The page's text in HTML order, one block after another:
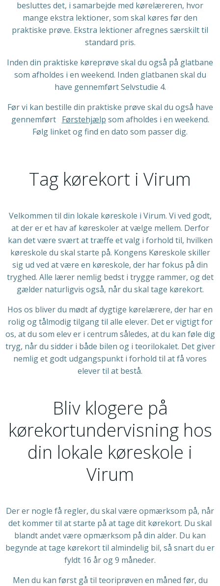
besluttes det, i samarbejde med kørelæreren, hvor
mange ekstra lektioner, som skal køres før den
praktiske prøve. Ekstra lektioner afregnes særskilt til
standard pris.
Inden din praktiske køreprøve skal du også på glatbane
som afholdes i en weekend. Inden glatbanen skal du
have gennemført Selvstudie 4.
Før vi kan bestille din praktiske prøve skal du også have
gennemført Førstehjælp som afholdes i en weekend.
Følg linket og find en dato som passer dig.
Tag kørekort i Virum
Velkommen til din lokale køreskole i Virum. Vi ved godt,
at der er et hav af køreskoler at vælge mellem. Derfor
kan det være svært at træffe et valg i forhold til, hvilken
køreskole du skal starte på. Kongens Køreskole skiller
sig ud ved at være en køreskole, der har fokus på din
tryghed. Alle lærer nemlig bedst i trygge rammer, og det
gælder naturligvis også, når du skal tage kørekort.
Hos os bliver du mødt af dygtige kørelærere, der har en
rolig og tålmodig tilgang til alle elever. Det er vigtigt for
os, at du som elev er i centrum således, at du kan føle dig
tryg, når du sidder i både bilen og i teorilokalet. Det giver
nemlig et godt udgangspunkt i forhold til at få vores
elever til at bestå.
Bliv klogere på
kørekortundervisning hos
din lokale køreskole i
Virum
Der er nogle få regler, du skal være opmærksom på, når
det kommer til at starte på at tage dit kørekort. Du skal
blandt andet være opmærksom på din alder. Du kan
begynde at tage kørekort til almindelig bil, så snart du er
fyldt 16 år og 9 måneder.
Men du kan først gå til teoriprøven en måned før, du